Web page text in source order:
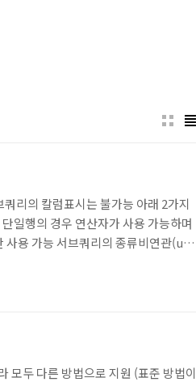
리의 칼럼표시는 불가능 아래 2가지
일행의 경우 연산자가 사용 가능하며
사용 가능 서브쿼리의 종류비연관(un-
두 다른 방법으로 지원 (표준 방법이